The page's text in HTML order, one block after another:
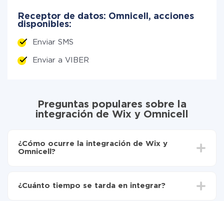
Receptor de datos: Omnicell, acciones
disponibles:
Enviar SMS
Enviar a VIBER
Preguntas populares sobre la
integración de Wix y Omnicell
¿Cómo ocurre la integración de Wix y
Omnicell?
Elija qué datos transferir de Wix a Omnicell
¿Cuánto tiempo se tarda en integrar?